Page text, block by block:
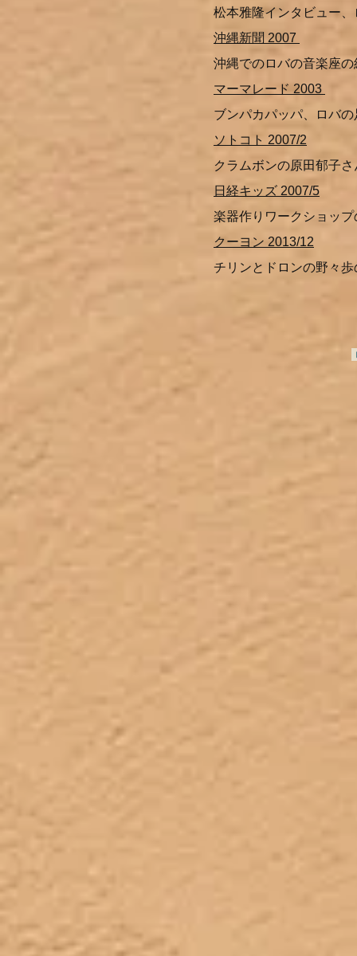
松本雅隆インタビュー
沖縄新聞 2007
沖縄でのロバの音楽座の
マーマレード 2003
ブンパカパッパ、ロバ
ソトコト 2007/2
クラムボンの原田郁子
日経キッズ 2007/5
楽器作りワークショップ
クーヨン 2013/12
チリンとドロンの野々